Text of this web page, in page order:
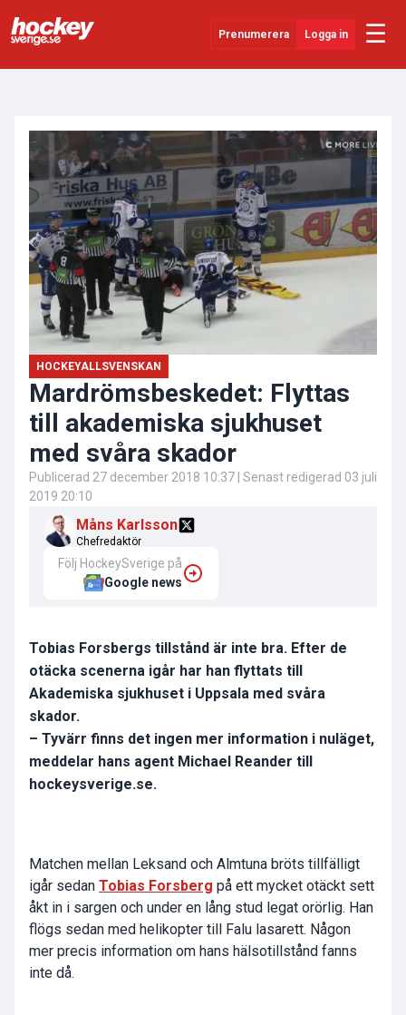
Prenumerera Logga in ☰
SHL
Evenemang
Övrigt
HOCKEYALLSVENSKAN
Mardrömsbeskedet: Flyttas
till akademiska sjukhuset
med svåra skador
Publicerad 27 december 2018 10:37 | Senast redigerad 03 juli
2019 20:10
Måns Karlsson
Chefredaktör
Följ HockeySverige på
Google news
Tobias Forsbergs tillstånd är inte bra. Efter de
otäcka scenerna igår har han flyttats till
Akademiska sjukhuset i Uppsala med svåra
skador.
– Tyvärr finns det ingen mer information i nuläget,
meddelar hans agent Michael Reander till
hockeysverige.se.
Matchen mellan Leksand och Almtuna bröts tillfälligt
igår sedan Tobias Forsberg på ett mycket otäckt sett
åkt in i sargen och under en lång stud legat orörlig. Han
flögs sedan med helikopter till Falu lasarett. Någon
mer precis information om hans hälsotillstånd fanns
inte då.